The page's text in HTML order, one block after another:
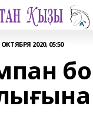
ОКТЯБРЯ 2020, 05:50